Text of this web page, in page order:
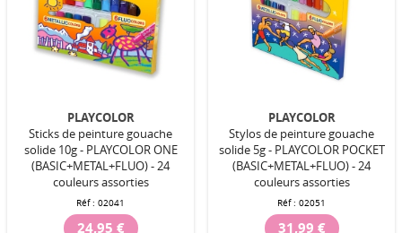
PLAYCOLOR
Sticks de peinture gouache
solide 10g - PLAYCOLOR ONE
(BASIC+METAL+FLUO) - 24
couleurs assorties
Réf : 02041
24,95 €
PLAYCOLOR
Stylos de peinture gouache
solide 5g - PLAYCOLOR POCKET
(BASIC+METAL+FLUO) - 24
couleurs assorties
Réf : 02051
31,99 €